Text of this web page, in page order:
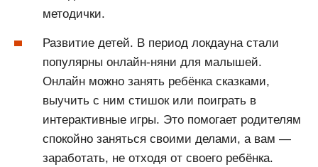
методички.
Развитие детей. В период локдауна стали
популярны онлайн-няни для малышей.
Онлайн можно занять ребёнка сказками,
выучить с ним стишок или поиграть в
интерактивные игры. Это помогает родителям
спокойно заняться своими делами, а вам —
заработать, не отходя от своего ребёнка.